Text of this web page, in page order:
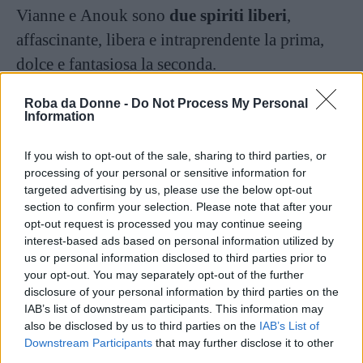
Roba da Donne - Do Not Process My Personal
Information
If you wish to opt-out of the sale, sharing to third parties, or
processing of your personal or sensitive information for
targeted advertising by us, please use the below opt-out
section to confirm your selection. Please note that after your
opt-out request is processed you may continue seeing
interest-based ads based on personal information utilized by
us or personal information disclosed to third parties prior to
your opt-out. You may separately opt-out of the further
disclosure of your personal information by third parties on the
IAB’s list of downstream participants. This information may
also be disclosed by us to third parties on the IAB’s List of
Downstream Participants that may further disclose it to other
Vianne e Anouk sono due spiriti liberi,
affascinante, libera e intraprendente la prima,
dolce e fantasiosa la seconda.
Vianne apre la Céleste Praline, una pasticceria
disordine: il cioccolato entrerà nella vita delle
persone della città, portando loro disordine e
felicità.
Continua a leggere dopo la pubblicità
Questo romanzo, scritto con uno stile
scorrevole e fluido, presenta unastoria